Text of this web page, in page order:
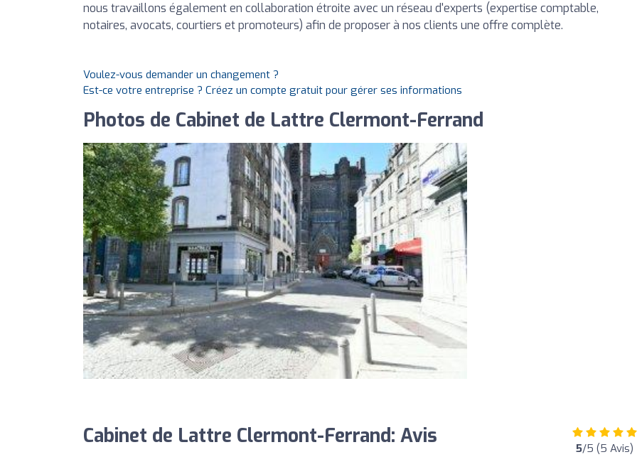
nous travaillons également en collaboration étroite avec un réseau d'experts (expertise comptable,
notaires, avocats, courtiers et promoteurs) afin de proposer à nos clients une offre complète.
Voulez-vous demander un changement ?
Est-ce votre entreprise ? Créez un compte gratuit pour gérer ses informations
Photos de Cabinet de Lattre Clermont-Ferrand
Cabinet de Lattre Clermont-Ferrand: Avis 5/5 (5 Avis)